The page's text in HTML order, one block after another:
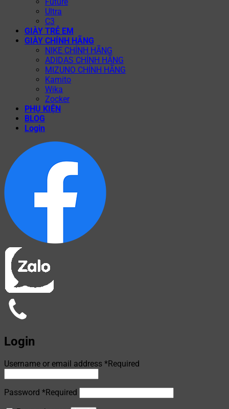
Ultra
C3
GIÀY TRẺ EM
GIÀY CHÍNH HÃNG
NIKE CHÍNH HÃNG
ADIDAS CHÍNH HÃNG
MIZUNO CHÍNH HÃNG
Kamito
Wika
Zocker
PHỤ KIỆN
BLOG
Login
Login
Username or email address *Required
Password *Required